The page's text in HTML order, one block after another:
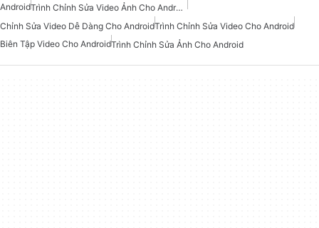
Android
Trình Chỉnh Sửa Video Ảnh Cho Android
Chỉnh Sửa Video Dễ Dàng Cho AndroidTrình Chỉnh Sửa Video Cho Android
Biên Tập Video Cho AndroidTrình Chỉnh Sửa Ảnh Cho Android